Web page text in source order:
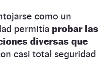
como un
permitía probar las
diversas que
casi total seguridad